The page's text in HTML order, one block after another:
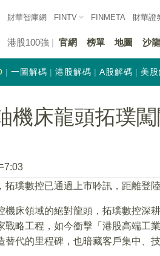
財華智庫網 FINTV FINMETA 財華證
港股100強 官網 榜單 地圖 沙龍
一圖解碼 港股解碼 A股解碼 美
機床龍頭拓璞
7:03
璞數控已通過上市聆訊，距離登
機床領域的絕對龍頭，拓璞數控深
戰略工程，如今衝擊「港股高端工
替代的里程碑，也暗藏客戶集中、